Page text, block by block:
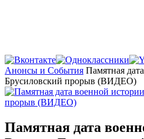
Главная
Анонсы и События Памятная
Брусиловский прорыв (ВИДЕО)
Памятная дата